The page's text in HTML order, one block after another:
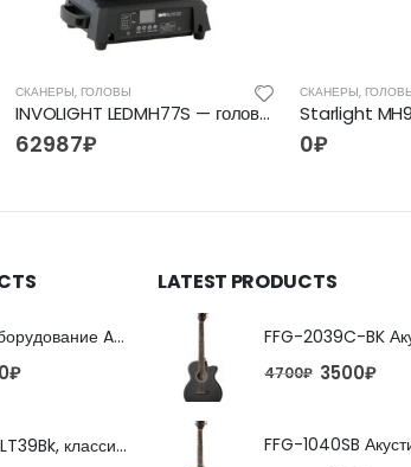
СКАНЕРЫ, ГОЛОВЫ
INVOLIGHT LEDMH77S — голова вращения (SPOT), LED 75 Вт, DMX-512
62987₽
СКАНЕРЫ,
0₽
Световое оборудование ADJ FX Beam
₽
MYSTERY CLT39Bk, классическая гитара
LATEST PRODUCTS
4700₽ 3500₽